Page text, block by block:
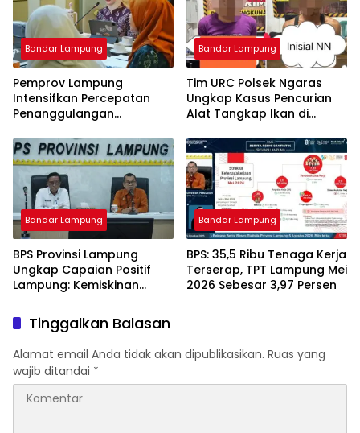
Bandar Lampung
Pemprov Lampung
Intensifkan Percepatan
Penanggulangan
Tanggamus
Bandar Lampung
Tim URC Polsek Ngaras
Ungkap Kasus Pencurian
Alat Tangkap Ikan di
Terduga Pelaku
Diamankan.
Bandar Lampung
BPS Provinsi Lampung
Ungkap Capaian Positif
Lampung: Kemiskinan
Ekonomi Terus Tumbuh
Bandar Lampung
BPS: 35,5 Ribu Tenaga Kerja
Terserap, TPT Lampung Mei
2026 Sebesar 3,97 Persen
Tinggalkan Balasan
Alamat email Anda tidak akan dipublikasikan. Ruas yang
wajib ditandai *